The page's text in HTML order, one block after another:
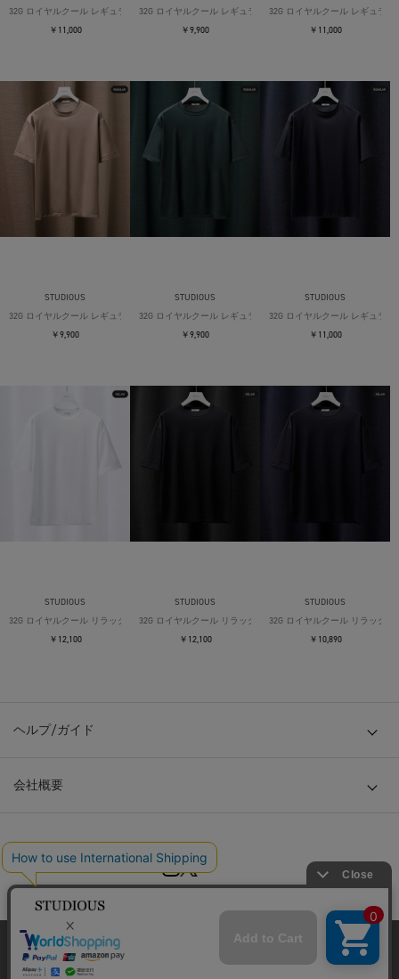
32G ロイヤルクール レギュラーTシャツ
￥11,000
32G ロイヤルクール レギュラーTシャツ
￥9,900
32G ロイヤルクール レギュラー
￥11,000
STUDIOUS
32G ロイヤルクール レギュラーTシャツ
￥9,900
STUDIOUS
32G ロイヤルクール レギュラーTシャツ
￥9,900
STUDIOUS
32G ロイヤルクール レギュラー
￥11,000
STUDIOUS
32G ロイヤルクール リラックスTシャツ
￥12,100
STUDIOUS
32G ロイヤルクール リラックスTシャツ
￥12,100
STUDIOUS
32G ロイヤルクール リラックス
￥10,890
ヘルプ/ガイド
会社概要
© TOKYO BASE CO., LTD
当サイトはクッキー(cookie)を使用します。クッキーはサイト内
の一部の機能および、サイトの使用状況の分析からマーケティ